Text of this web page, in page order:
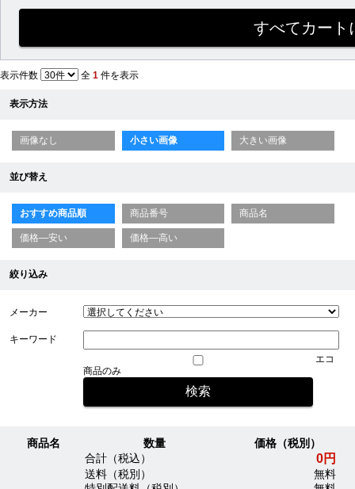
表示件数 全 1 件を表示
表示方法
画像なし 小さい画像 大きい画像
並び替え
おすすめ商品順 商品番号 商品名
価格—安い 価格—高い
絞り込み
メーカー
キーワード
エコ
商品のみ
商品名 数量
価格（税別）
合計（税込）
0円
送料（税別）
無料